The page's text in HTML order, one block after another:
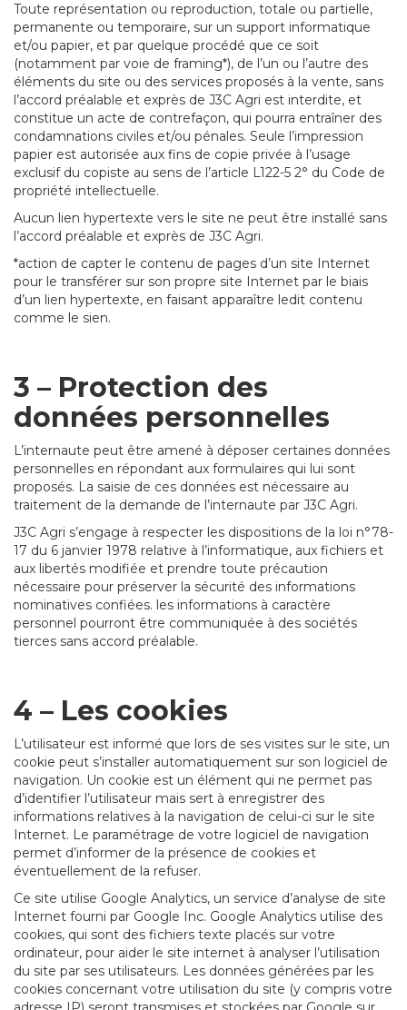
Toute représentation ou reproduction, totale ou partielle,
permanente ou temporaire, sur un support informatique
et/ou papier, et par quelque procédé que ce soit
(notamment par voie de framing*), de l’un ou l’autre des
éléments du site ou des services proposés à la vente, sans
l’accord préalable et exprès de J3C Agri est interdite, et
constitue un acte de contrefaçon, qui pourra entraîner des
condamnations civiles et/ou pénales. Seule l’impression
papier est autorisée aux fins de copie privée à l’usage
exclusif du copiste au sens de l’article L122-5 2° du Code de
propriété intellectuelle.
Aucun lien hypertexte vers le site ne peut être installé sans
l’accord préalable et exprès de J3C Agri.
*action de capter le contenu de pages d’un site Internet
pour le transférer sur son propre site Internet par le biais
d’un lien hypertexte, en faisant apparaître ledit contenu
comme le sien.
3 – Protection des
données personnelles
L’internaute peut être amené à déposer certaines données
personnelles en répondant aux formulaires qui lui sont
proposés. La saisie de ces données est nécessaire au
traitement de la demande de l’internaute par J3C Agri.
J3C Agri s’engage à respecter les dispositions de la loi n°78-
17 du 6 janvier 1978 relative à l’informatique, aux fichiers et
aux libertés modifiée et prendre toute précaution
nécessaire pour préserver la sécurité des informations
nominatives confiées. les informations à caractère
personnel pourront être communiquée à des sociétés
tierces sans accord préalable.
4 – Les cookies
L’utilisateur est informé que lors de ses visites sur le site, un
cookie peut s’installer automatiquement sur son logiciel de
navigation. Un cookie est un élément qui ne permet pas
d’identifier l’utilisateur mais sert à enregistrer des
informations relatives à la navigation de celui-ci sur le site
Internet. Le paramétrage de votre logiciel de navigation
permet d’informer de la présence de cookies et
éventuellement de la refuser.
Ce site utilise Google Analytics, un service d’analyse de site
Internet fourni par Google Inc. Google Analytics utilise des
cookies, qui sont des fichiers texte placés sur votre
ordinateur, pour aider le site internet à analyser l’utilisation
du site par ses utilisateurs. Les données générées par les
cookies concernant votre utilisation du site (y compris votre